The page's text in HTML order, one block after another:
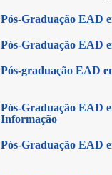
Pós-Graduação EAD
Pós-Graduação EAD
Pós-graduação EAD
Pós-Graduação EAD
Informação
Pós-Graduação EAD